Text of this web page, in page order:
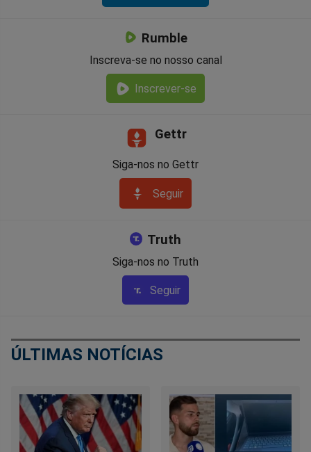
Rumble
Inscreva-se no nosso canal
Inscrever-se
Gettr
Siga-nos no Gettr
Seguir
Truth
Siga-nos no Truth
Seguir
ÚLTIMAS NOTÍCIAS